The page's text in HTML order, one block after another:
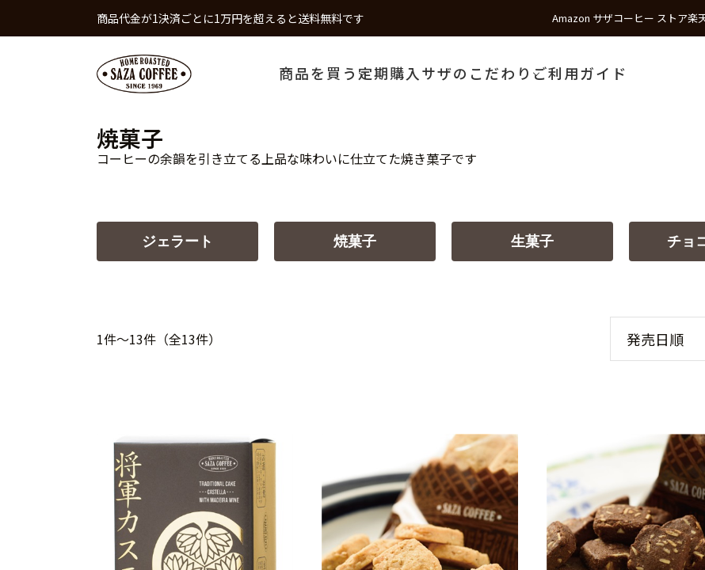
商品代金が1決済ごとに1万円を超えると送料無料です Amazon サザコーヒー ストア楽
商品を買う 定期購入 サザのこだわり ご利用ガイド
焼菓子
コーヒーの余韻を引き立てる上品な味わいに仕立てた焼き菓子です
ジェラート 焼菓子 生菓子 チョ
1件～13件（全13件）